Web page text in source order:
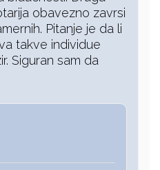
obavezno zavrsi
Pitanje je da li
takve individue
Siguran sam da